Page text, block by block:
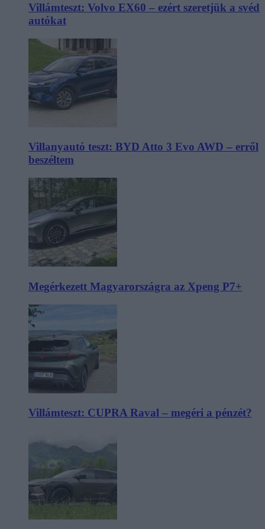
Villámteszt: Volvo EX60 – ezért szeretjük a svéd
autókat
Villanyautó teszt: BYD Atto 3 Evo AWD – erről
beszéltem
Megérkezett Magyarországra az Xpeng P7+
Villámteszt: CUPRA Raval – megéri a pénzét?